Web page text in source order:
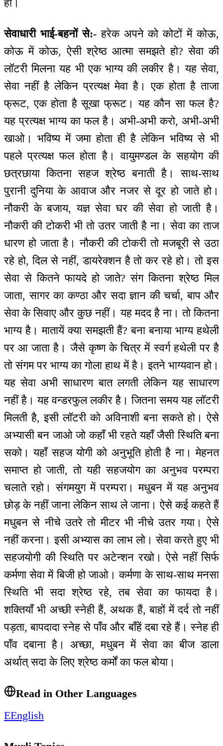
हो।
सेवाधारी भाई-बहनों से:-हरेक अपने को कोटों में कोऊ,
कोऊ में कोऊ, ऐसी श्रेष्ठ आत्मा समझते हो? सेवा की
लॉटरी मिलना यह भी एक भाग्य की लकीर है। यह सेवा,
सेवा नहीं है लेकिन प्रत्यक्ष मेवा है। एक होता है ताजा
फ्रूट, एक होता है सूखा फ्रूट। यह कौन सा फल है?
यह प्रत्यक्ष भाग्य का फल है। अभी-अभी करो, अभी-अभी
खाओ। भविष्य में जमा होता ही है लेकिन भविष्य से भी
पहले प्रत्यक्ष फल होता है। वायुमण्डल के सहयोग की
छत्रछाया कितना सहज श्रेष्ठ बनाती है। साथ-साथ
पुरानी दुनिया के आवाज और नजर से दूर हो जाते हो।
नौकरी के बजाय, यज्ञ सेवा घर की सेवा हो जाती है।
नौकरी की टोकरी भी तो उतर जाती है ना। सेवा का ताज
धारण हो जाता है। नौकरी की टोकरी तो मजबूरी से उठा
रहे हो, दिल से नहीं, डायरेक्शन है तो कर रहे हो। तो इस
सेवा से कितने फायदे हो जाते? संग कितना श्रेष्ठ मिल
जाता, सागर का कण्ठा और सदा ज्ञान की चर्चा, बाप और
सेवा के सिवाए और कुछ नहीं। यह मदद है ना। तो कितना
भाग्य है। मातायें क्या समझती हैं? बना बनाया भाग्य हथेली
पर आ जाता है। जैसे कृष्ण के चित्र में स्वर्ग हथेली पर है
तो संगम पर भाग्य का गोला हाथ में है। इतने भाग्यवान हो।
यह सेवा अभी साधारण बात लगती लेकिन यह साधारण
नहीं है। यह वन्डरफुल लकीर है। जितना समय यह लॉटरी
मिलती है, इसी लॉटरी को अविनाशी बना सकते हो। ऐसे
अभ्यासी बन जाओ जो कहाँ भी रहते यहाँ जैसी स्थिति बना
सको। यहाँ सहज योगी को अनुभूति होती है ना। मेहनत
समाप्त हो जाती, तो यही सहजयोग का अनुभव परम्परा
चलाते रहो। संगमयुग में परम्परा। मधुबन में यह अनुभव
छोड़ के नहीं जाना लेकिन साथ ले जाना। ऐसे कई कहते हैं
मधुबन से नीचे उतरे तो मीटर भी नीचे उतर गया। ऐसे
नहीं करना। इसी अभ्यास का लाभ लो। सेवा करते हुए भी
सहजयोगी की स्थिति पर अटेन्शन रखो। ऐसे नहीं सिर्फ
कर्मणा सेवा में बिजी हो जाओ। कर्मणा के साथ-साथ मनसा
स्थिति भी सदा श्रेष्ठ रहे, तब सेवा का फायदा है।
शक्तियाँ भी अच्छी स्नेही हैं, अथक हैं, बाहों में दर्द तो नहीं
पड़ता, बापदादा स्नेह से पाँव और बाँहें दबा रहे हैं। स्नेह ही
पाँव दबाना है। अच्छा, मधुबन में सेवा का बीज डाला
अर्थात् सदा के लिए श्रेष्ठ कर्मों का फल बोया।
Read in Other Languages
EEnglish